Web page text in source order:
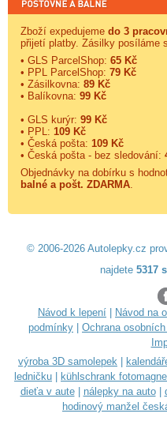
Zboží expedujeme do 3
přijetí platby. Zásilky posíláme
• GLS ParcelShop: 65 Kč
• PPL ParcelShop: 79 Kč
• Zásilkovna: 89 Kč
• Balíkovna: 99 Kč
• GLS kurýr: 99 Kč
• PPL: 109 Kč
• Česká pošta: 109 Kč
• Česká pošta - bez sledování:
Objednávky na dobírku s
balné a pošt. ZDARMA
© 2006-2026 Autolepky.cz
najdete 5317
Návod k lepení Návod na
podmínky
Ochrana
výroba 3D samolepek
ledničku
kühlschrank
dieťa v aute| nálepky na auto|
hodinový manžel